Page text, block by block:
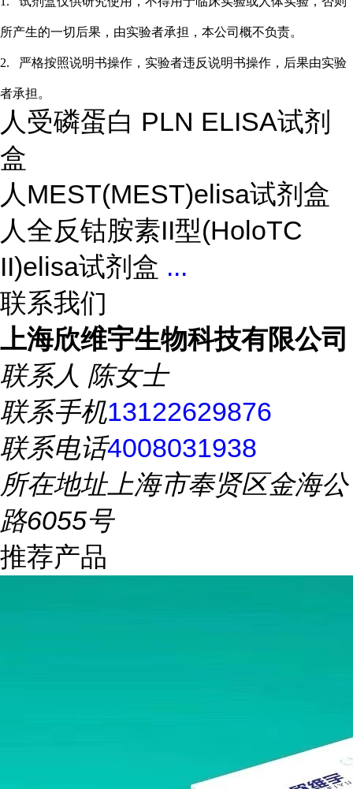
所产生的一切后果，由实验者承担，本公司概不负责。
2. 严格按照说明书操作，实验者违反说明书操作，后果由实验
者承担。
人受磷蛋白 PLN ELISA试剂
盒
人MEST(MEST)elisa试剂盒
人全反钴胺素II型(HoloTC
II)elisa试剂盒 ...
联系我们
上海欣维宇生物科技有限公司
联系人 陈女士
联系手机13122629876
联系电话4008031938
所在地址上海市奉贤区金海公
路6055号
推荐产品